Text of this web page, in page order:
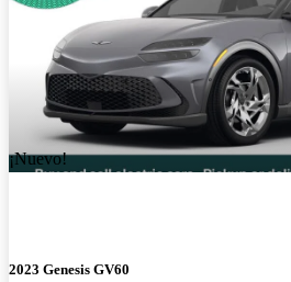
¡Nuevo!
2023 Genesis GV60